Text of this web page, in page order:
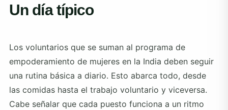
Un día típico
Los voluntarios que se suman al programa de
empoderamiento de mujeres en la India deben seguir
una rutina básica a diario. Esto abarca todo, desde
las comidas hasta el trabajo voluntario y viceversa.
Cabe señalar que cada puesto funciona a un ritmo